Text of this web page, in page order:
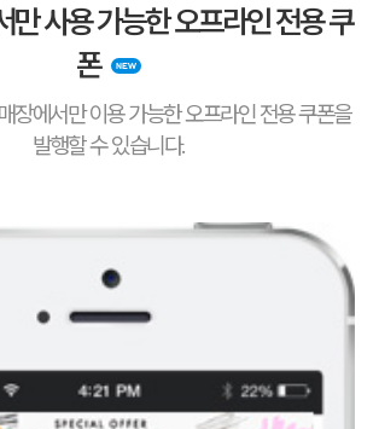
만 사용 가능한 오프라인 전용 쿠
폰
장에서만 이용 가능한 오프라인 전용 쿠폰을
발행할 수 있습니다.